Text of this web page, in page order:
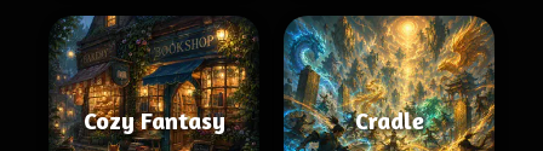
Cozy Fantasy Cradle